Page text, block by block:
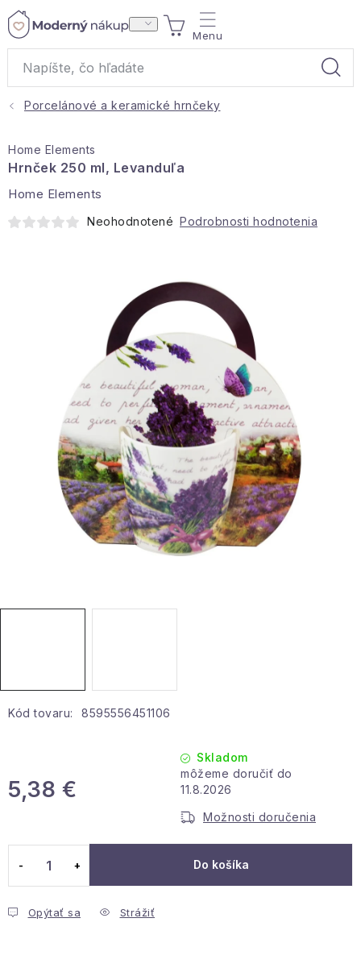
Prejsť
obsah
NÁKUPNÝ
KOŠÍK
Darčeky
Bytové vône
Hobby a záhrada
Zdravie a krása
Šport a outdoor
Veľkoobchodná spolupráca
Obchodné podmienky
Info o nákupe
Kontakty O nás
Porcelánové a keramické hrnčeky
Kód tovaru: 8595556451106
5,38 €
Skladom
11.8.2026
Možnosti doručenia
Do košíka
Opýtať sa Strážiť
Home Elements
Hrnček 250 ml, Levanduľa
Home Elements
Neohodnotené Podrobnosti hodnotenia